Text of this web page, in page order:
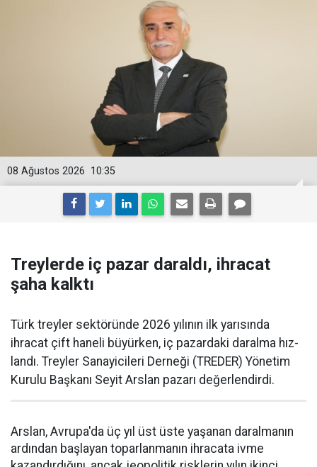
10:35
08 Ağustos 2026
Treylerde iç pazar daraldı, ihracat
şaha kalktı
Türk treyler sektöründe 2026 yılının ilk yarısın­da
ihracat çift haneli bü­yürken, iç pazardaki daralma hız­
landı. Treyler Sanayicileri Der­neği (TREDER) Yönetim
Kurulu Başkanı Seyit Arslan pazarı değerlendirdi.
Arslan, Avrupa'da üç yıl üst üste yaşanan daralma­nın
ardından başlayan toparlan­manın ihracata ivme